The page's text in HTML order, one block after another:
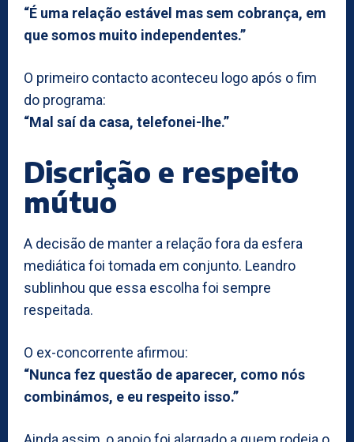
“É uma relação estável mas sem cobrança, em
que somos muito independentes.”
O primeiro contacto aconteceu logo após o fim
do programa:
“Mal saí da casa, telefonei-lhe.”
Discrição e respeito
mútuo
A decisão de manter a relação fora da esfera
mediática foi tomada em conjunto. Leandro
sublinhou que essa escolha foi sempre
respeitada.
O ex-concorrente afirmou:
“Nunca fez questão de aparecer, como nós
combinámos, e eu respeito isso.”